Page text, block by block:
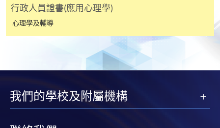
如欲了解如何於網上報讀新課程及繳費，請瀏覽網上
申請/報讀指南 :
報讀同一學歷頒授課程內其他單元
行政人員證書(應用心理學)
心理學及輔導
我們的學校及附屬機構